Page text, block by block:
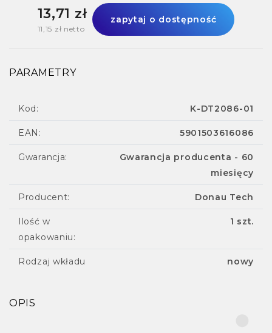
13,71 zł
11,15 zł netto
zapytaj o dostępność
PARAMETRY
Kod: K-DT2086-01
EAN: 5901503616086
Gwarancja:
Gwarancja producenta - 60
miesięcy
Producent: Donau Tech
Ilość w
opakowaniu:
1 szt.
Rodzaj wkładu nowy
OPIS